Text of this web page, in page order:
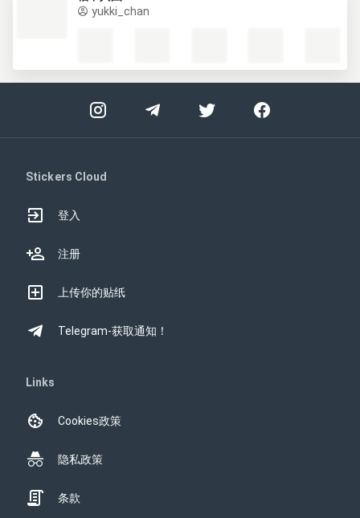
yukki_chan
Stickers Cloud
登入
注册
上传你的贴纸
Telegram-获取通知！
Links
Cookies政策
隐私政策
条款